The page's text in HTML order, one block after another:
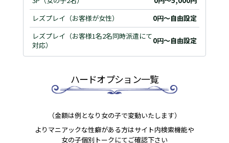
レズプレイ（お客様が女性）
0円～自由設定
レズプレイ（お客様1名2名同時派遣にて
対応）
0円～自由設定
ハードオプション一覧
（金額は例となり女の子で変動いたします）
よりマニアックな性癖がある方はサイト内検索機能や
女の子個別トークにてご確認下さい